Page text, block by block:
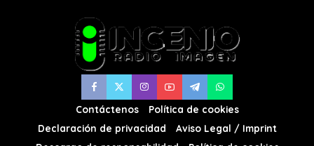
Contáctenos
Política de cookies
Declaración de privacidad
Aviso Legal / Imprint